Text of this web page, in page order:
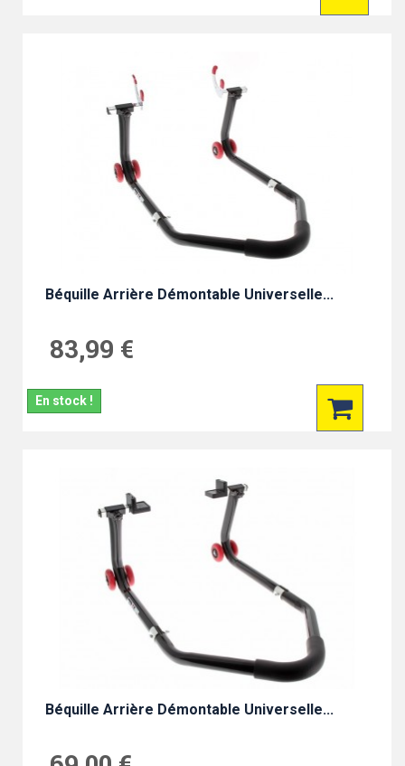
Béquille Arrière Démontable Universelle...
83,99 €
En stock !
Béquille Arrière Démontable Universelle...